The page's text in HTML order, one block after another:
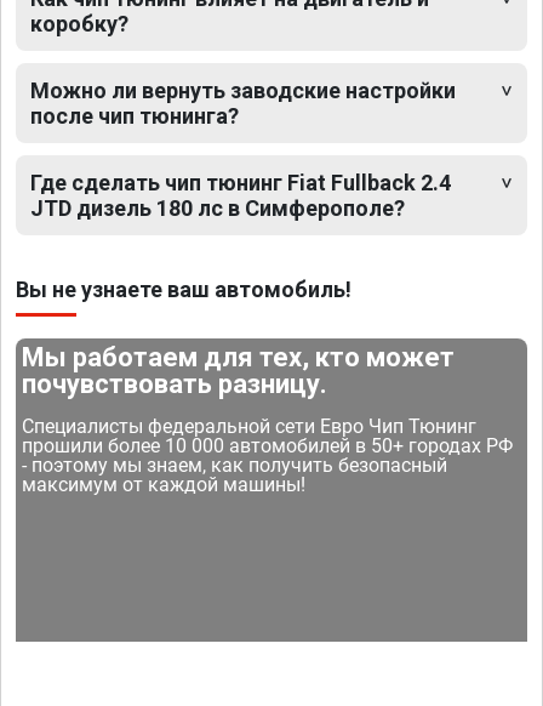
коробку?
Можно ли вернуть заводские настройки
после чип тюнинга?
Где сделать чип тюнинг Fiat Fullback 2.4
JTD дизель 180 лс в Симферополе?
Вы не узнаете ваш автомобиль!
Мы работаем для тех, кто может
почувствовать разницу.
Специалисты федеральной сети Евро Чип Тюнинг
прошили более 10 000 автомобилей в 50+ городах РФ
- поэтому мы знаем, как получить безопасный
максимум от каждой машины!